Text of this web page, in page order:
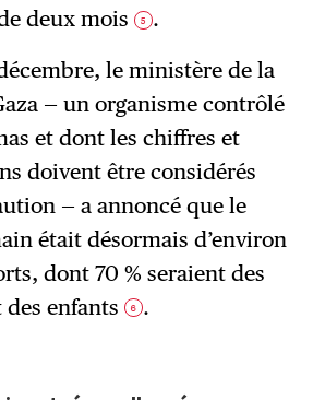
deux mois
5 .
le ministère de la
— un organisme contrôlé
et dont les chiffres et
doivent être considérés
— a annoncé que le
était désormais d’environ
dont 70 % seraient des
des enfants
6 .